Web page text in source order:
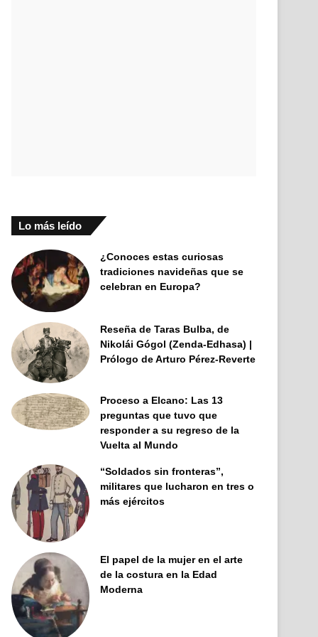
Lo más leído
¿Conoces estas curiosas
tradiciones navideñas que se
celebran en Europa?
Reseña de Taras Bulba, de
Nikolái Gógol (Zenda-Edhasa) |
Prólogo de Arturo Pérez-Reverte
Proceso a Elcano: Las 13
preguntas que tuvo que
responder a su regreso de la
Vuelta al Mundo
“Soldados sin fronteras”,
militares que lucharon en tres o
más ejércitos
El papel de la mujer en el arte
de la costura en la Edad
Moderna